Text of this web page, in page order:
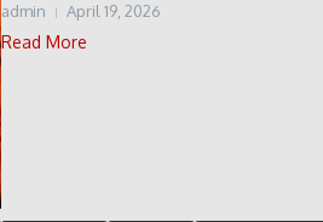
admin April 19, 2026
Read More